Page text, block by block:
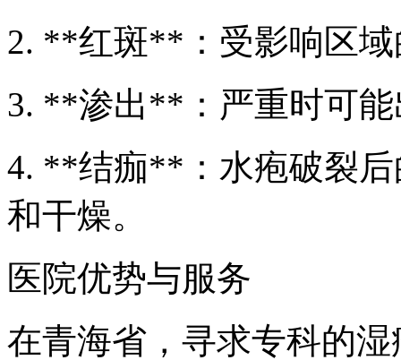
2. **红斑**：受影响区
3. **渗出**：严重时可
4. **结痂**：水疱破裂
和干燥。
医院优势与服务
在青海省，寻求专科的